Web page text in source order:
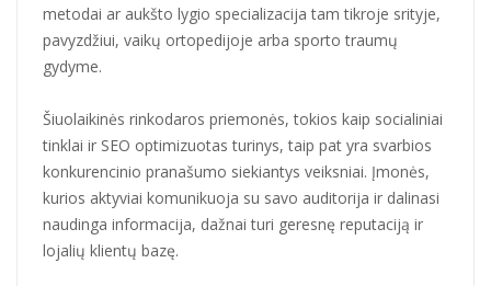
metodai ar aukšto lygio specializacija tam tikroje srityje,
pavyzdžiui, vaikų ortopedijoje arba sporto traumų
gydyme.
Šiuolaikinės rinkodaros priemonės, tokios kaip socialiniai
tinklai ir SEO optimizuotas turinys, taip pat yra svarbios
konkurencinio pranašumo siekiantys veiksniai. Įmonės,
kurios aktyviai komunikuoja su savo auditorija ir dalinasi
naudinga informacija, dažnai turi geresnę reputaciją ir
lojalių klientų bazę.